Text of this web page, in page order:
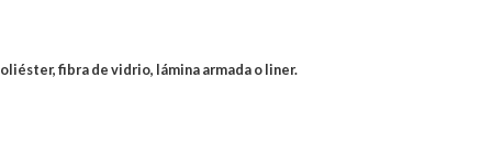
fibra de vidrio, lámina armada o liner.